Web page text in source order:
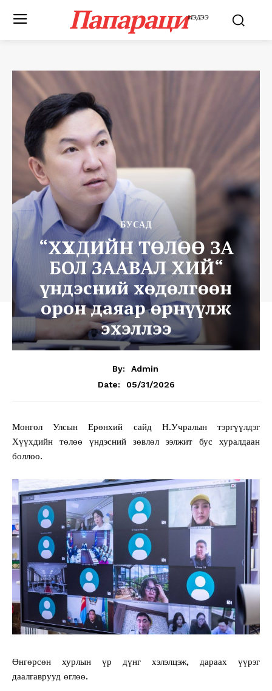
ПапарациМЭДЭЭ
БУСАД
“ХҮҮХДИЙН ТӨЛӨӨ ЗА
БОЛ ЗААВАЛ ХИЙ“
үндэсний хөдөлгөөн
орон даяар өрнүүлж
эхэллээ
By:
Admin
Date:
05/31/2026
Монгол Улсын Ерөнхий сайд Н.Учралын тэргүүлдэг
Хүүхдийн төлөө үндэсний зөвлөл ээлжит бус хуралдаан
боллоо.
Өнгөрсөн хурлын үр дүнг хэлэлцэж, дараах үүрэг
даалгаврууд өглөө.